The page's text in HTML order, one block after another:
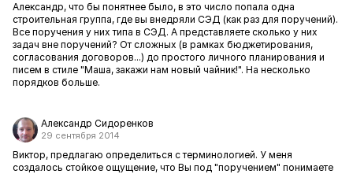
Александр, что бы понятнее было, в это число попала одна
строительная группа, где вы внедряли СЭД (как раз для поручений).
Все поручения у них типа в СЭД. А представляете сколько у них
задач вне поручений? От сложных (в рамках бюджетирования,
согласования договоров...) до простого личного планирования и
писем в стиле "Маша, закажи нам новый чайник!". На несколько
порядков больше.
Александр Сидоренков
29 сентября 2014
Виктор, предлагаю определиться с терминологией. У меня
создалось стойкое ощущение, что Вы под "поручением" понимаете